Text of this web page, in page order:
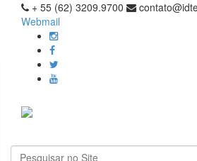
+ 55 (62) 3209.9700
Webmail